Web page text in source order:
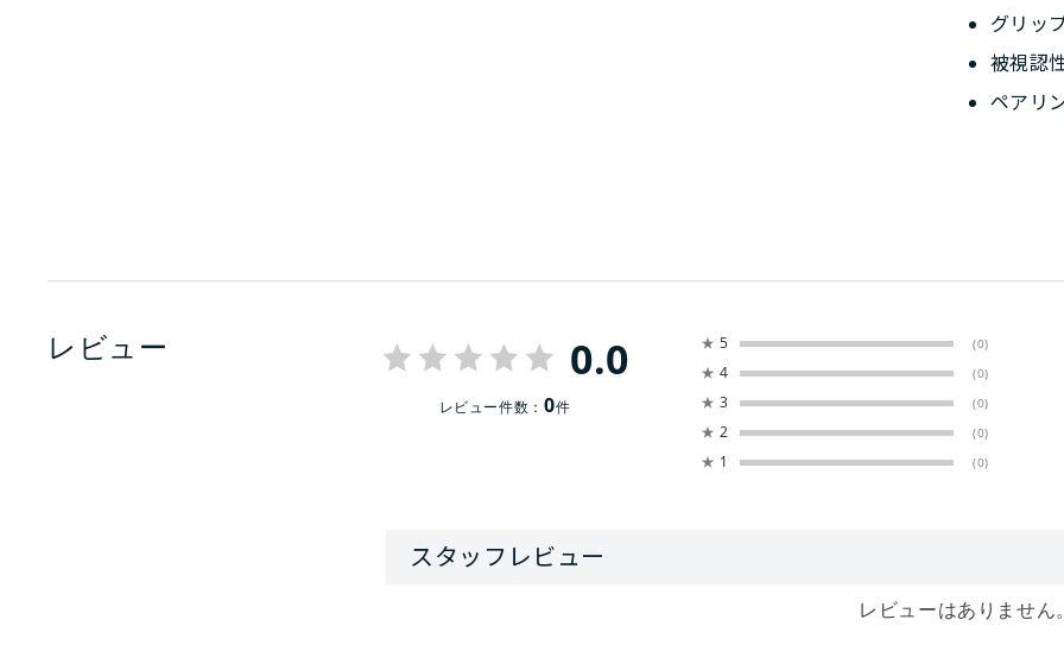
グリッ
被視認
ペアリ
レビュー 0.0
レビュー件数：0件
★ 5 (0)
★ 4 (0)
★ 3 (0)
★ 2 (0)
★ 1 (0)
レビューはありません